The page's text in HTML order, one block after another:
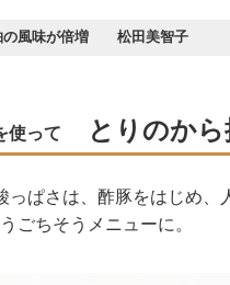
の風味が倍増 松田美智子
使って とりのから
っぱさは、酢豚をはじめ、
ごちそうメニューに。